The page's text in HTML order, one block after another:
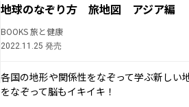
地球のなぞり方 旅地図 アジア編
BOOKS 旅と健康
2022.11.25 発売
各国の地形や関係性をなぞって学ぶ新し
をなぞって脳もイキイキ！